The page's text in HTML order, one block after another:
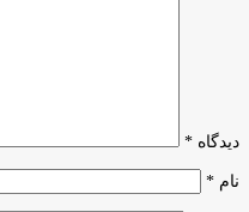
دیدگاه *
نام *